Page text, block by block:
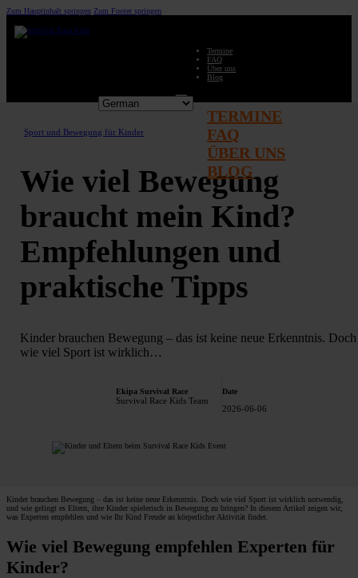
Zum Hauptinhalt springen Zum Footer springen
Termine
FAQ
Über uns
Blog
TERMINE
FAQ
ÜBER UNS
BLOG
Sport und Bewegung für Kinder
Wie viel Bewegung
braucht mein Kind?
Empfehlungen und
praktische Tipps
Kinder brauchen Bewegung – das ist keine neue Erkenntnis. Doch
wie viel Sport ist wirklich…
Ekipa Survival Race
Survival Race Kids Team
Date
2026-06-06
Kinder brauchen Bewegung – das ist keine neue Erkenntnis. Doch wie viel Sport ist wirklich notwendig,
und wie gelingt es Eltern, ihre Kinder spielerisch in Bewegung zu bringen? In diesem Artikel zeigen wir,
was Experten empfehlen und wie Ihr Kind Freude an körperlicher Aktivität findet.
Wie viel Bewegung empfehlen Experten für
Kinder?